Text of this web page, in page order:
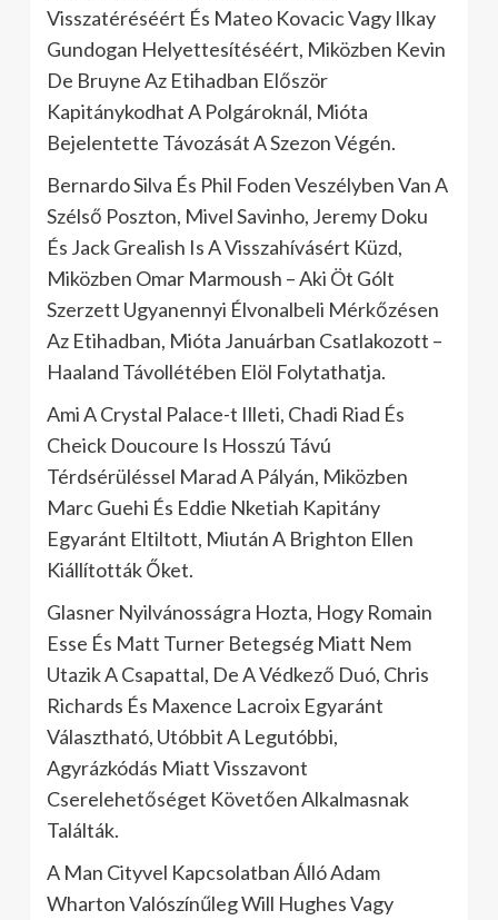
Visszatéréséért És Mateo Kovacic Vagy Ilkay
Gundogan Helyettesítéséért, Miközben Kevin
De Bruyne Az Etihadban Először
Kapitánykodhat A Polgároknál, Mióta
Bejelentette Távozását A Szezon Végén.
Bernardo Silva És Phil Foden Veszélyben Van A
Szélső Poszton, Mivel Savinho, Jeremy Doku
És Jack Grealish Is A Visszahívásért Küzd,
Miközben Omar Marmoush – Aki Öt Gólt
Szerzett Ugyanennyi Élvonalbeli Mérkőzésen
Az Etihadban, Mióta Januárban Csatlakozott –
Haaland Távollétében Elöl Folytathatja.
Ami A Crystal Palace-t Illeti, Chadi Riad És
Cheick Doucoure Is Hosszú Távú
Térdsérüléssel Marad A Pályán, Miközben
Marc Guehi És Eddie Nketiah Kapitány
Egyaránt Eltiltott, Miután A Brighton Ellen
Kiállították Őket.
Glasner Nyilvánosságra Hozta, Hogy Romain
Esse És Matt Turner Betegség Miatt Nem
Utazik A Csapattal, De A Védkező Duó, Chris
Richards És Maxence Lacroix Egyaránt
Választható, Utóbbit A Legutóbbi,
Agyrázkódás Miatt Visszavont
Cserelehetőséget Követően Alkalmasnak
Találták.
A Man Cityvel Kapcsolatban Álló Adam
Wharton Valószínűleg Will Hughes Vagy